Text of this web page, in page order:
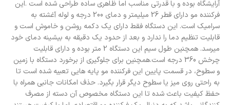
آرایشگاه بوده و با قدرتی مناسب اما ظاهری ساده طراحی شده است .این
فرکننده مو دارای قطر 26 میلیمتر و دمای 200 درجه و لوله آغشته به
سرامیک است. این دستگاه فقط دارای یک دکمه روشن و خاموش است و
قابلیت تنظیم دما را ندارد و بعد از حدود یک دقیقه به بیشینه دمای خود
میرسد. همچنین طول سیم این دستگاه 2 متر بوده و دارای قابلیت
چرخش 360 درجه است.همچنین برای جلوگیری از برخورد دستگاه با زمین
و سطوح، در قسمت پایین این فرکننده مو پایه هایی تعبیه شده است تا
به راحتی روی میز یا سطوح دیگر قرار بگیرد. حذف امکانات جانبی همراه با
حفظ کیفیت باعث شده تا این دستگاه مخصوص آن دسته از مصرف